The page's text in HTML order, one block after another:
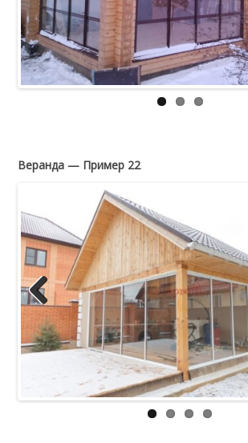
Веранда — Пример 22
Previous